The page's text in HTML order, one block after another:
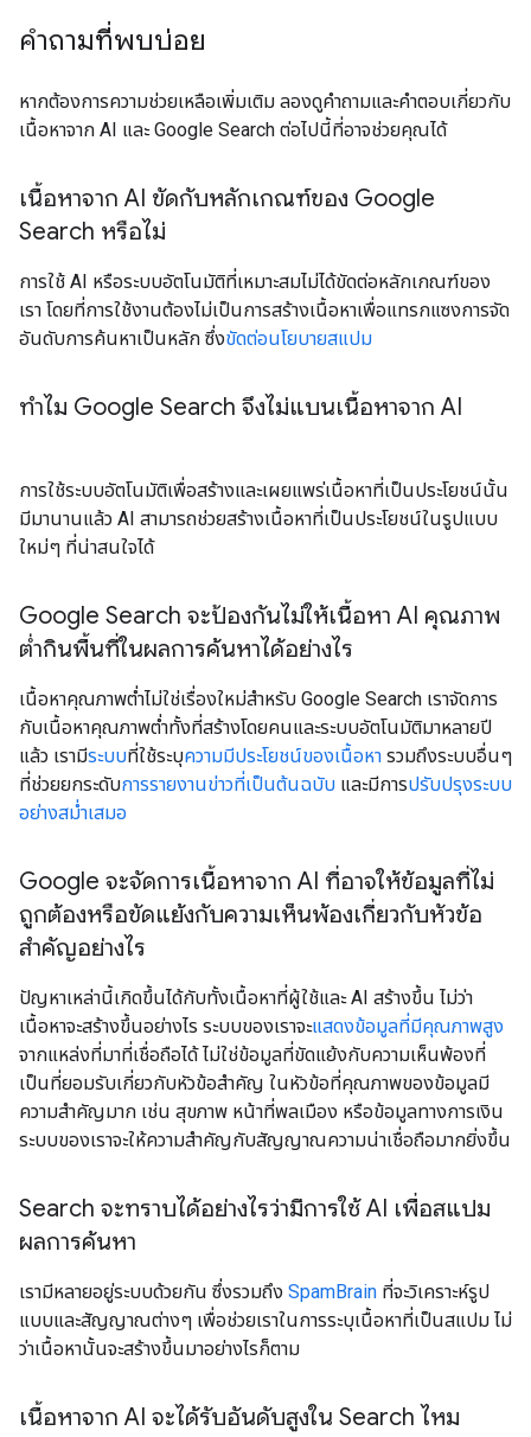
คำถามที่พบบ่อย
หากต้องการความช่วยเหลือเพิ่มเติม ลองดูคำถามและคำตอบเกี่ยวกับ
เนื้อหาจาก AI และ Google Search ต่อไปนี้ที่อาจช่วยคุณได้
เนื้อหาจาก AI ขัดกับหลักเกณฑ์ของ Google
Search หรือไม่
การใช้ AI หรือระบบอัตโนมัติที่เหมาะสมไม่ได้ขัดต่อหลักเกณฑ์ของ
เรา โดยที่การใช้งานต้องไม่เป็นการสร้างเนื้อหาเพื่อแทรกแซงการจัด
อันดับการค้นหาเป็นหลัก ซึ่งขัดต่อนโยบายสแปม
ทําไม Google Search จึงไม่แบนเนื้อหาจาก AI
การใช้ระบบอัตโนมัติเพื่อสร้างและเผยแพร่เนื้อหาที่เป็นประโยชน์นั้น
มีมานานแล้ว AI สามารถช่วยสร้างเนื้อหาที่เป็นประโยชน์ในรูปแบบ
ใหม่ๆ ที่น่าสนใจได้
Google Search จะป้องกันไม่ให้เนื้อหา AI คุณภาพ
ต่ำกินพื้นที่ในผลการค้นหาได้อย่างไร
เนื้อหาคุณภาพต่ำไม่ใช่เรื่องใหม่สําหรับ Google Search เราจัดการ
กับเนื้อหาคุณภาพต่ำทั้งที่สร้างโดยคนและระบบอัตโนมัติมาหลายปี
แล้ว เรามีระบบที่ใช้ระบุความมีประโยชน์ของเนื้อหา รวมถึงระบบอื่นๆ
ที่ช่วยยกระดับการรายงานข่าวที่เป็นต้นฉบับ และมีการปรับปรุงระบบ
อย่างสม่ำเสมอ
Google จะจัดการเนื้อหาจาก AI ที่อาจให้ข้อมูลที่ไม่
ถูกต้องหรือขัดแย้งกับความเห็นพ้องเกี่ยวกับหัวข้อ
สําคัญอย่างไร
ปัญหาเหล่านี้เกิดขึ้นได้กับทั้งเนื้อหาที่ผู้ใช้และ AI สร้างขึ้น ไม่ว่า
เนื้อหาจะสร้างขึ้นอย่างไร ระบบของเราจะแสดงข้อมูลที่มีคุณภาพสูง
จากแหล่งที่มาที่เชื่อถือได้ ไม่ใช่ข้อมูลที่ขัดแย้งกับความเห็นพ้องที่
เป็นที่ยอมรับเกี่ยวกับหัวข้อสําคัญ ในหัวข้อที่คุณภาพของข้อมูลมี
ความสําคัญมาก เช่น สุขภาพ หน้าที่พลเมือง หรือข้อมูลทางการเงิน
ระบบของเราจะให้ความสําคัญกับสัญญาณความน่าเชื่อถือมากยิ่งขึ้น
Search จะทราบได้อย่างไรว่ามีการใช้ AI เพื่อสแปม
ผลการค้นหา
เรามีหลายอยู่ระบบด้วยกัน ซึ่งรวมถึง SpamBrain ที่จะวิเคราะห์รูป
แบบและสัญญาณต่างๆ เพื่อช่วยเราในการระบุเนื้อหาที่เป็นสแปม ไม่
ว่าเนื้อหานั้นจะสร้างขึ้นมาอย่างไรก็ตาม
เนื้อหาจาก AI จะได้รับอันดับสูงใน Search ไหม